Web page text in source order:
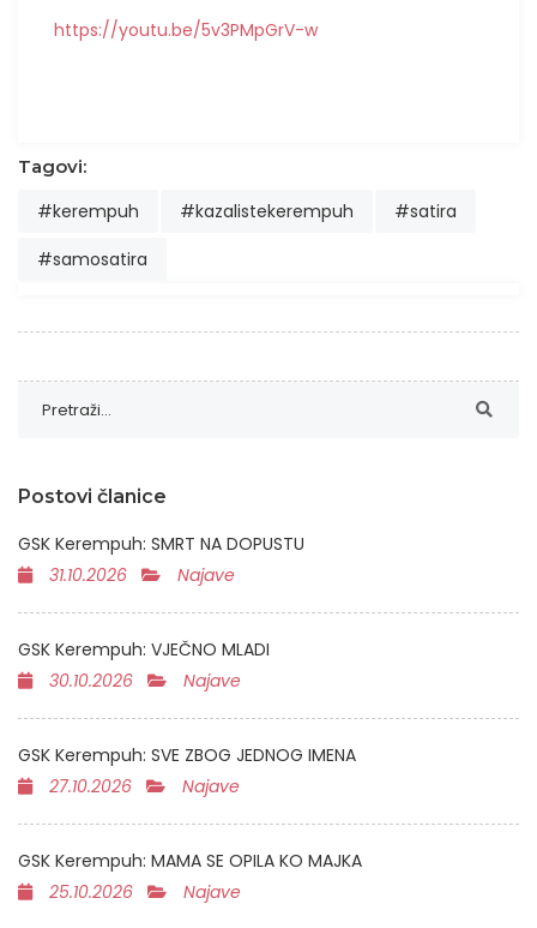
https://youtu.be/5v3PMpGrV-w
Tagovi:
#kerempuh #kazalistekerempuh
#satira
#samosatira
Postovi članice
GSK Kerempuh: SMRT NA DOPUSTU
31.10.2026
Najave
GSK Kerempuh: VJEČNO MLADI
30.10.2026
Najave
GSK Kerempuh: SVE ZBOG JEDNOG IMENA
27.10.2026
Najave
GSK Kerempuh: MAMA SE OPILA KO MAJKA
25.10.2026
Najave